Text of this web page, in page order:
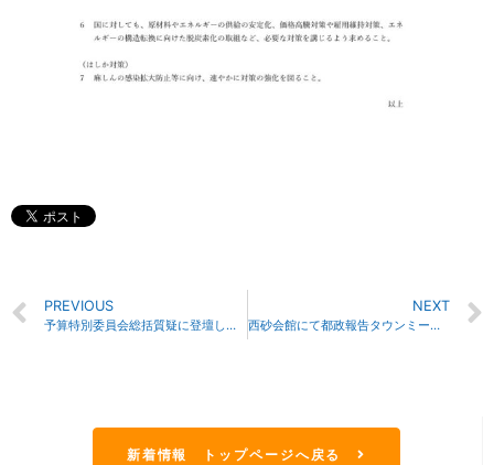
PREVIOUS
予算特別委員会総括質疑に登壇しました
NEXT
西砂会館にて都政報告タウンミーテングを開催しました
新着情報 トップページへ戻る